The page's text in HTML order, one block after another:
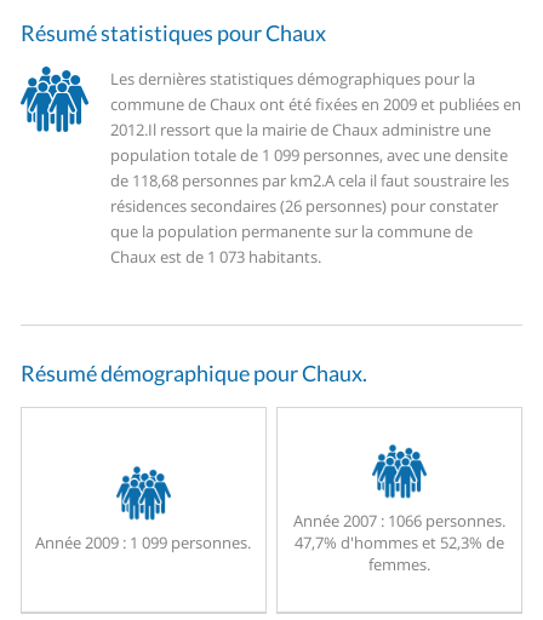
Résumé statistiques pour Chaux
Les dernières statistiques démographiques pour la
commune de Chaux ont été fixées en 2009 et publiées en
2012.Il ressort que la mairie de Chaux administre une
population totale de 1 099 personnes, avec une densite
de 118,68 personnes par km2.A cela il faut soustraire les
résidences secondaires (26 personnes) pour constater
que la population permanente sur la commune de
Chaux est de 1 073 habitants.
Résumé démographique pour Chaux.
Année 2009 : 1 099 personnes.
Année 2007 :1066 personnes.
47,7% d'hommes et 52,3% de
femmes.